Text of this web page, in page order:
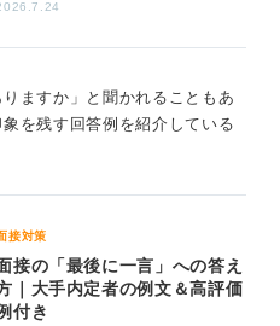
を受けるかもしれません。
否が決まることは基本的に
、終始そっけない態度を取
「ありません」と答えた場
かし、ほかの受け答えが完
になることはないでしょ
己PRの場として活用してみ
ますか」と聞かれることもあ
を残す回答例を紹介している
接対策
接の「最後に一言」への答え
｜大手内定者の例文＆高評価
付き